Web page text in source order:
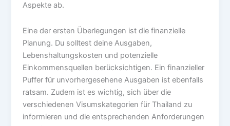
Aspekte ab.
Eine der ersten Überlegungen ist die finanzielle
Planung. Du solltest deine Ausgaben,
Lebenshaltungskosten und potenzielle
Einkommensquellen berücksichtigen. Ein finanzieller
Puffer für unvorhergesehene Ausgaben ist ebenfalls
ratsam. Zudem ist es wichtig, sich über die
verschiedenen Visumskategorien für Thailand zu
informieren und die entsprechenden Anforderungen